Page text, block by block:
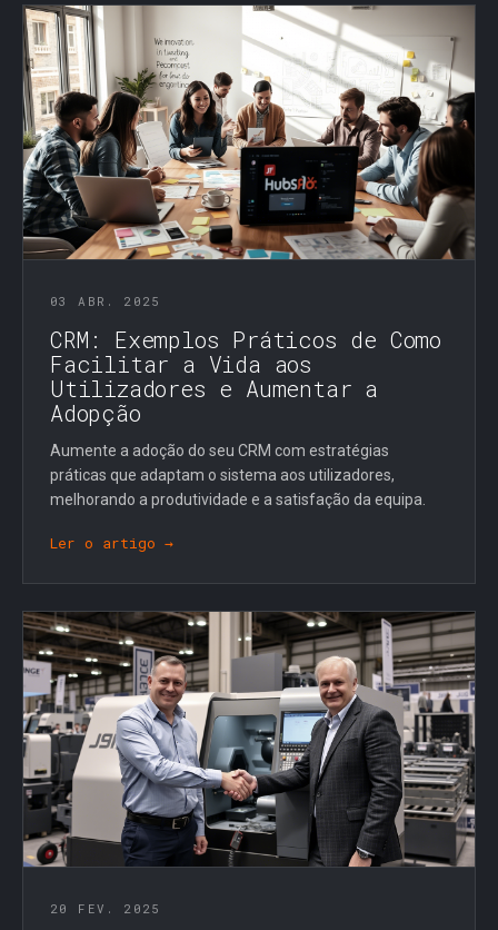
03 ABR. 2025
CRM: Exemplos Práticos de Como
Facilitar a Vida aos
Utilizadores e Aumentar a
Adopção
Aumente a adoção do seu CRM com estratégias
práticas que adaptam o sistema aos utilizadores,
melhorando a produtividade e a satisfação da equipa.
Ler o artigo →
20 FEV. 2025